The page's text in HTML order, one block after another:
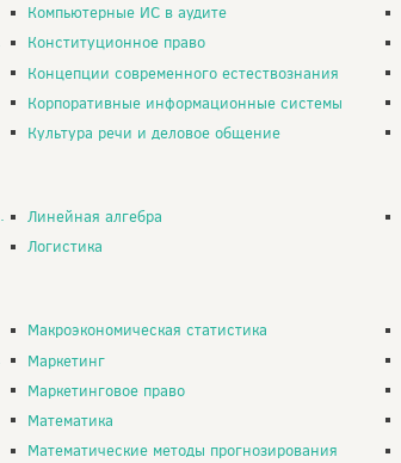
Компьютерные ИС в аудите
Конституционное право
Концепции современного естествознания
Корпоративные информационные системы
Культура речи и деловое общение
Линейная алгебра
Логистика
Макроэкономическая статистика
Маркетинг
Маркетинговое право
Математика
Математические методы прогнозирования